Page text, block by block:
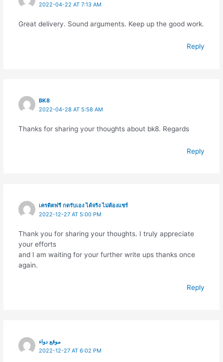
2022-04-22 AT 7:13 AM
Great delivery. Sound arguments. Keep up the good work.
Reply
BK8
2022-04-28 AT 5:58 AM
Thanks for sharing your thoughts about bk8. Regards
Reply
เครดิตฟรี กดรับเอง ได้จริง ไม่ต้องแชร์
2022-12-27 AT 5:00 PM
Thank you for sharing your thoughts. I truly appreciate
your efforts
and I am waiting for your further write ups thanks once
again.
Reply
موقع دواء
2022-12-27 AT 6:02 PM